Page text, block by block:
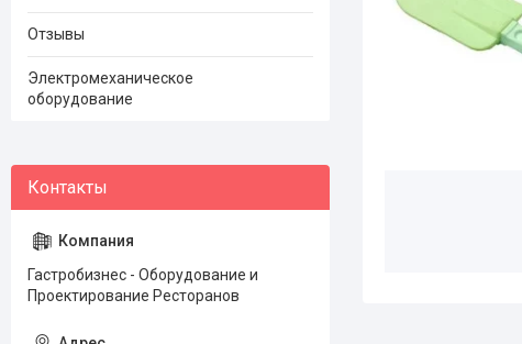
Отзывы
Электромеханическое
оборудование
Гастробизнес - Оборудование и
Проектирование Ресторанов